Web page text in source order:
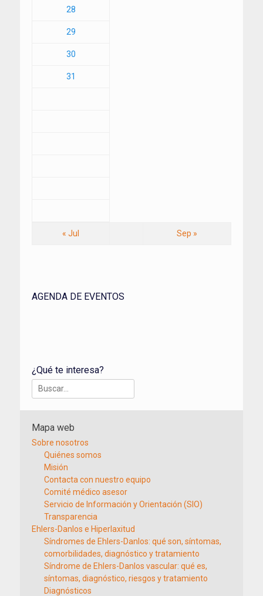
28
29
30
31
« Jul Sep »
AGENDA DE EVENTOS
¿Qué te interesa?
Buscar:
Mapa web
Sobre nosotros
Quiénes somos
Misión
Contacta con nuestro equipo
Comité médico asesor
Servicio de Información y Orientación (SIO)
Transparencia
Ehlers-Danlos e Hiperlaxitud
Síndromes de Ehlers-Danlos: qué son, síntomas,
comorbilidades, diagnóstico y tratamiento
Síndrome de Ehlers-Danlos vascular: qué es,
síntomas, diagnóstico, riesgos y tratamiento
Diagnósticos